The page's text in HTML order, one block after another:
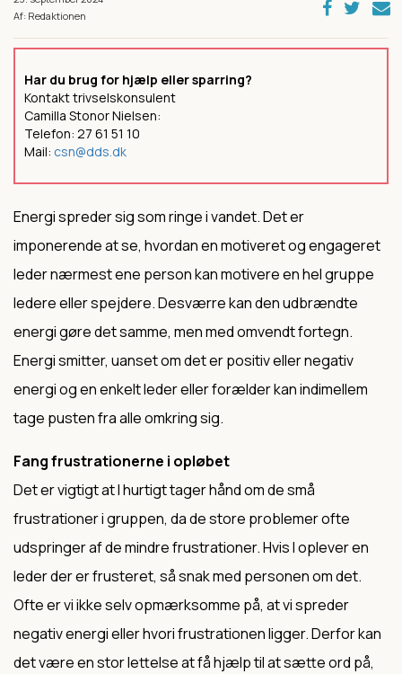
Af: Redaktionen
Har du brug for hjælp eller sparring?
Kontakt trivselskonsulent
Camilla Stonor Nielsen:
Telefon: 27 61 51 10
Mail: csn@dds.dk
Energi spreder sig som ringe i vandet. Det er
imponerende at se, hvordan en motiveret og engageret
leder nærmest ene person kan motivere en hel gruppe
ledere eller spejdere. Desværre kan den udbrændte
energi gøre det samme, men med omvendt fortegn.
Energi smitter, uanset om det er positiv eller negativ
energi og en enkelt leder eller forælder kan indimellem
tage pusten fra alle omkring sig.
Fang frustrationerne i opløbet
Det er vigtigt at I hurtigt tager hånd om de små
frustrationer i gruppen, da de store problemer ofte
udspringer af de mindre frustrationer. Hvis I oplever en
leder der er frusteret, så snak med personen om det.
Ofte er vi ikke selv opmærksomme på, at vi spreder
negativ energi eller hvori frustrationen ligger. Derfor kan
det være en stor lettelse at få hjælp til at sætte ord på,